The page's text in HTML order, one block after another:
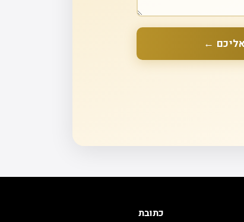
←
כתובת